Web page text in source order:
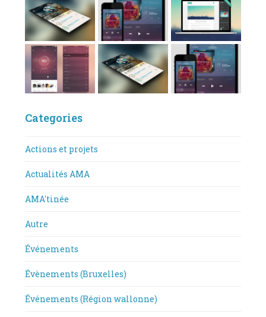
Categories
Actions et projets
Actualités AMA
AMA'tinée
Autre
Événements
Évènements (Bruxelles)
Événements (Région wallonne)